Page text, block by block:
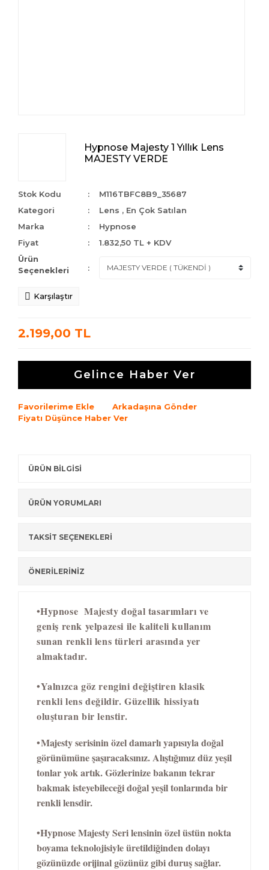
Hypnose Majesty 1 Yıllık Lens
MAJESTY VERDE
Stok Kodu
M116TBFC8B9_35687
Kategori
Lens , En Çok Satılan
Marka
Hypnose
Fiyat
1.832,50 TL + KDV
Ürün
Seçenekleri
Karşılaştır
2.199,00 TL
Gelince Haber Ver
Favorilerime Ekle
Arkadaşına Gönder
Fiyatı Düşünce Haber Ver
ÜRÜN BİLGİSİ
ÜRÜN YORUMLARI
TAKSİT SEÇENEKLERİ
ÖNERİLERİNİZ
•Hypnose Majesty doğal tasarımları ve
geniş renk yelpazesi ile kaliteli kullanım
sunan renkli lens türleri arasında yer
almaktadır.
•Yalnızca göz rengini değiştiren klasik
renkli lens değildir. Güzellik hissiyatı
oluşturan bir lenstir.
•Majesty serisinin özel damarlı yapısıyla doğal
görünümüne şaşıracaksınız. Alıştığımız düz yeşil
tonlar yok artık. Gözlerinize bakanın tekrar
bakmak isteyebileceği doğal yeşil tonlarında bir
renkli lensdir.
•Hypnose Majesty Seri lensinin özel üstün nokta
boyama teknolojisiyle üretildiğinden dolayı
gözünüzde orijinal gözünüz gibi duruş sağlar.